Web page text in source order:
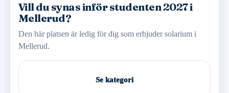
Vill du synas inför studenten 2027 i
Mellerud?
Den här platsen är ledig för dig som erbjuder solarium i
Mellerud.
Se kategori